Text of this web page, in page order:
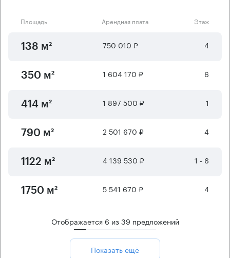
Площадь Арендная плата Этаж
138 м² 750 010 ₽ 4
350 м² 1 604 170 ₽ 6
414 м² 1 897 500 ₽ 1
790 м² 2 501 670 ₽ 4
1122 м² 4 139 530 ₽ 1 - 6
1750 м² 5 541 670 ₽ 4
Отображается 6 из39 предложений
Показать ещё